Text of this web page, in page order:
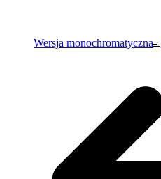
Wersja monochromatyczna